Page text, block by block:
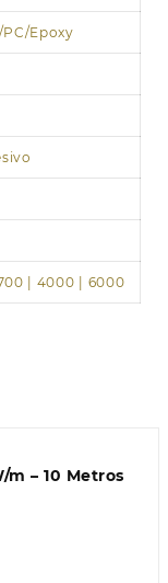
Epoxy
| 4000 | 6000
m – 10 Metros